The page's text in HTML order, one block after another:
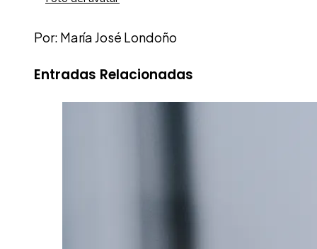
Por: María José Londoño
Entradas Relacionadas